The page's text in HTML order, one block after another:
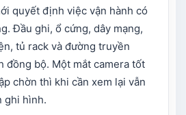
quyết định việc vận hành có
Đầu ghi, ổ cứng, dây mạng,
tủ rack và đường truyền
đồng bộ. Một mắt camera tốt
chờn thì khi cần xem lại vẫn
ghi hình.